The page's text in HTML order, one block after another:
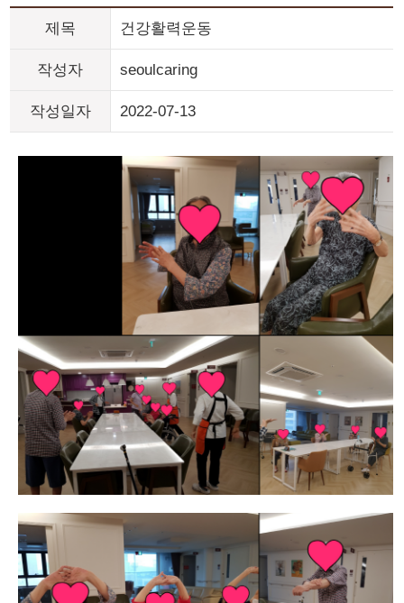
제목 건강활력운동
작성자 seoulcaring
작성일자 2022-07-13